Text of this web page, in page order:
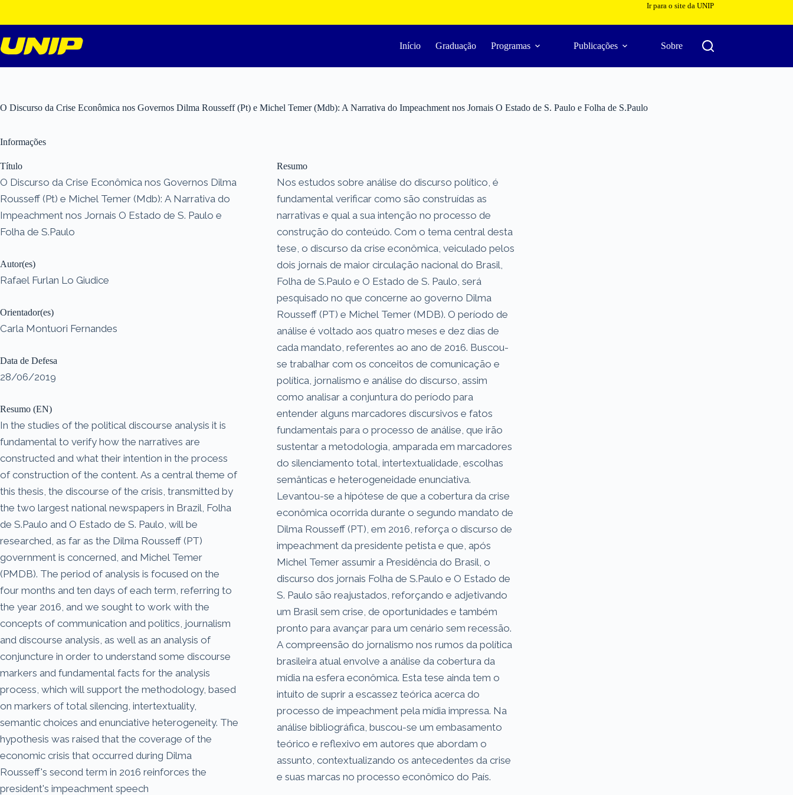
o
conteúdo
Ir para o site da UNIP
Início Graduação Programas Publicações Sobre
O Discurso da Crise Econômica nos Governos Dilma Rousseff (Pt) e Michel Temer (Mdb): A Narrativa do Impeachment nos Jornais O Estado de S. Paulo e Folha de S.Paulo
Informações
Título
O Discurso da Crise Econômica nos Governos Dilma
Rousseff (Pt) e Michel Temer (Mdb): A Narrativa do
Impeachment nos Jornais O Estado de S. Paulo e
Folha de S.Paulo
Autor(es)
Rafael Furlan Lo Giudice
Orientador(es)
Carla Montuori Fernandes
Data de Defesa
28/06/2019
Resumo (EN)
In the studies of the political discourse analysis it is
fundamental to verify how the narratives are
constructed and what their intention in the process
of construction of the content. As a central theme of
this thesis, the discourse of the crisis, transmitted by
the two largest national newspapers in Brazil, Folha
de S.Paulo and O Estado de S. Paulo, will be
researched, as far as the Dilma Rousseff (PT)
government is concerned, and Michel Temer
(PMDB). The period of analysis is focused on the
four months and ten days of each term, referring to
the year 2016, and we sought to work with the
concepts of communication and politics, journalism
and discourse analysis, as well as an analysis of
conjuncture in order to understand some discourse
markers and fundamental facts for the analysis
process, which will support the methodology, based
on markers of total silencing, intertextuality,
semantic choices and enunciative heterogeneity. The
hypothesis was raised that the coverage of the
economic crisis that occurred during Dilma
Rousseff's second term in 2016 reinforces the
president's impeachment speech
Resumo
Nos estudos sobre análise do discurso político, é
fundamental verificar como são construídas as
narrativas e qual a sua intenção no processo de
construção do conteúdo. Com o tema central desta
tese, o discurso da crise econômica, veiculado pelos
dois jornais de maior circulação nacional do Brasil,
Folha de S.Paulo e O Estado de S. Paulo, será
pesquisado no que concerne ao governo Dilma
Rousseff (PT) e Michel Temer (MDB). O período de
análise é voltado aos quatro meses e dez dias de
cada mandato, referentes ao ano de 2016. Buscou-
se trabalhar com os conceitos de comunicação e
política, jornalismo e análise do discurso, assim
como analisar a conjuntura do período para
entender alguns marcadores discursivos e fatos
fundamentais para o processo de análise, que irão
sustentar a metodologia, amparada em marcadores
do silenciamento total, intertextualidade, escolhas
semânticas e heterogeneidade enunciativa.
Levantou-se a hipótese de que a cobertura da crise
econômica ocorrida durante o segundo mandato de
Dilma Rousseff (PT), em 2016, reforça o discurso de
impeachment da presidente petista e que, após
Michel Temer assumir a Presidência do Brasil, o
discurso dos jornais Folha de S.Paulo e O Estado de
S. Paulo são reajustados, reforçando e adjetivando
um Brasil sem crise, de oportunidades e também
pronto para avançar para um cenário sem recessão.
A compreensão do jornalismo nos rumos da política
brasileira atual envolve a análise da cobertura da
mídia na esfera econômica. Esta tese ainda tem o
intuito de suprir a escassez teórica acerca do
processo de impeachment pela mídia impressa. Na
análise bibliográfica, buscou-se um embasamento
teórico e reflexivo em autores que abordam o
assunto, contextualizando os antecedentes da crise
e suas marcas no processo econômico do País.